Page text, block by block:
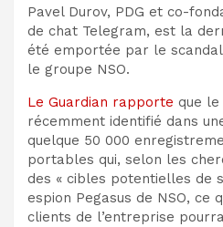
Pavel Durov, PDG et co-
de chat Telegram, est la
été emportée par le
le groupe NSO.
Le Guardian rapporte que le
récemment identifié dans
quelque 50 000
portables qui, selon les
des « cibles potentielles de
espion Pegasus de NSO, ce
clients de l’entreprise